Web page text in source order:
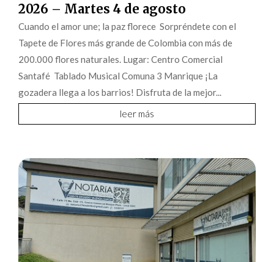
2026 – Martes 4 de agosto
Cuando el amor une; la paz florece Sorpréndete con el
Tapete de Flores más grande de Colombia con más de
200.000 flores naturales. Lugar: Centro Comercial
Santafé Tablado Musical Comuna 3 Manrique ¡La
gozadera llega a los barrios! Disfruta de la mejor...
leer más